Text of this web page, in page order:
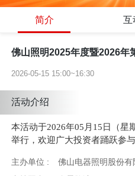
简介 互
佛山照明2025年度暨2026年
2026-05-15 15:00~16:30
活动介绍
本活动于2026年05月15日（星
举行，欢迎广大投资者踊跃参与
主办单位 :
佛山电器照明股份有